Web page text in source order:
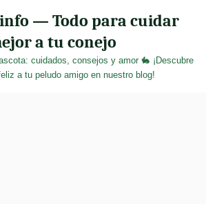
— Todo para cuidar
a tu conejo
cuidados, consejos y amor 🐇 ¡Descubre
a tu peludo amigo en nuestro blog!